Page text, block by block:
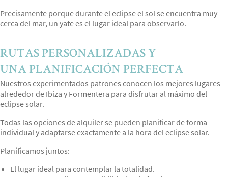
Precisamente porque durante el eclipse el sol se encuentra muy
cerca del mar, un yate es el lugar ideal para observarlo.
RUTAS PERSONALIZADAS Y
UNA PLANIFICACIÓN PERFECTA
Nuestros experimentados patrones conocen los mejores lugares
alrededor de Ibiza y Formentera para disfrutar al máximo del
eclipse solar.
Todas las opciones de alquiler se pueden planificar de forma
individual y adaptarse exactamente a la hora del eclipse solar.
Planificamos juntos:
El lugar ideal para contemplar la totalidad.